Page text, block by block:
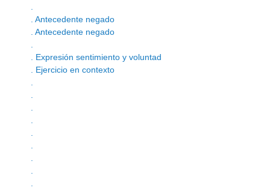
.
. Antecedente negado
. Antecedente negado
.
. Expresión sentimiento y voluntad
. Ejercicio en contexto
.
.
.
.
.
.
.
.
.